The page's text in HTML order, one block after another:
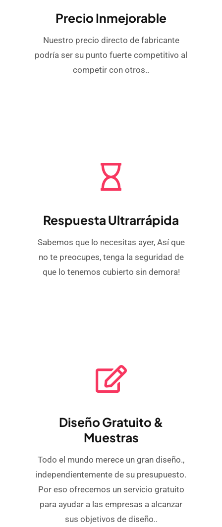
Precio Inmejorable
Nuestro precio directo de fabricante
podría ser su punto fuerte competitivo al
competir con otros..
Respuesta Ultrarrápida
Sabemos que lo necesitas ayer, Así que
no te preocupes, tenga la seguridad de
que lo tenemos cubierto sin demora!
Diseño Gratuito &
Muestras
Todo el mundo merece un gran diseño.,
independientemente de su presupuesto.
Por eso ofrecemos un servicio gratuito
para ayudar a las empresas a alcanzar
sus objetivos de diseño..